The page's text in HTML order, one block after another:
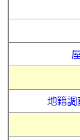
地籍調